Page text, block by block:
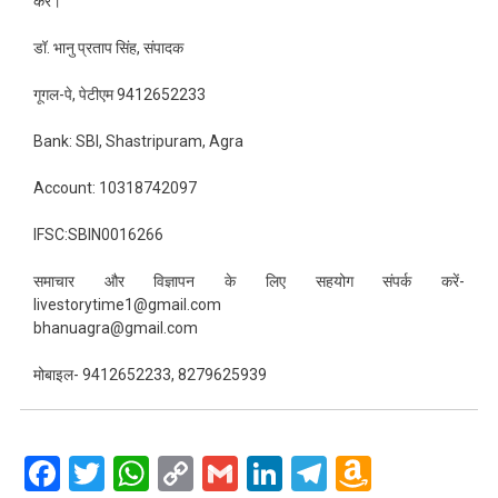
डॉ. भानु प्रताप सिंह, संपादक
गूगल-पे, पेटीएम 9412652233
Bank: SBI, Shastripuram, Agra
Account: 10318742097
IFSC:SBIN0016266
समाचार और विज्ञापन के लिए सहयोग संपर्क करें-
livestorytime1@gmail.com
bhanuagra@gmail.com
मोबाइल- 9412652233, 8279625939
Facebook
Twitter
WhatsApp
CopyGmailLinkedIn
Telegram
Amazon